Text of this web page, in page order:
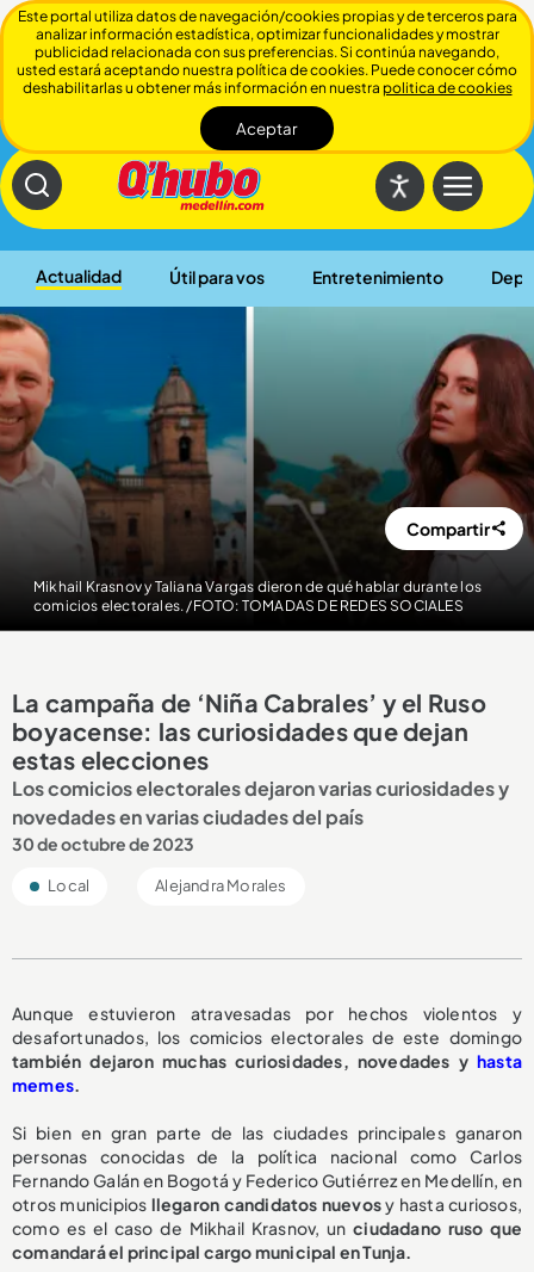
Actualidad Útil para vos Entretenimiento
Cerrar
Mikhail Krasnov y Taliana Vargas dieron de qué hablar durante los
comicios electorales. /FOTO: TOMADAS DE REDES SOCIALES
Compartir
La campaña de ‘Niña Cabrales’ y el Ruso
boyacense: las curiosidades que dejan
estas elecciones
Los comicios electorales dejaron varias curiosidades y
novedades en varias ciudades del país
30 de octubre de 2023
Local Alejandra Morales
Aunque estuvieron atravesadas por hechos violentos y
desafortunados, los comicios electorales de este domingo
también dejaron muchas curiosidades, novedades y hasta
memes.
Si bien en gran parte de las ciudades principales ganaron
personas conocidas de la política nacional como Carlos
Fernando Galán en Bogotá y Federico Gutiérrez en Medellín, en
otros municipios llegaron candidatos nuevosy hasta curiosos,
como es el caso de Mikhail Krasnov, un ciudadano ruso que
comandará el principal cargo municipal en Tunja.
Este portal utiliza datos de navegación/cookies propias y de terceros para
analizar información estadística, optimizar funcionalidades y mostrar
publicidad relacionada con sus preferencias. Si continúa navegando,
usted estará aceptando nuestra política de cookies. Puede conocer cómo
deshabilitarlas u obtener más información en nuestra politica de cookies
Aceptar